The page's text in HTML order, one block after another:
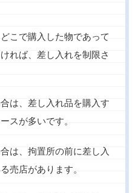
こで購入した物であって
れば、差し入れを制限さ
は、差し入れ品を購入す
スが多いです。
は、拘置所の前に差し入
売店があります。